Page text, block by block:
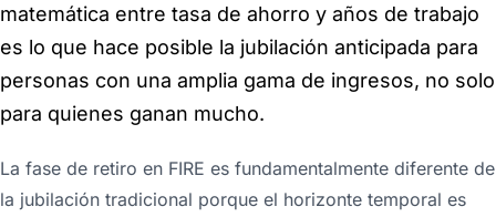
matemática entre tasa de ahorro y años de trabajo
es lo que hace posible la jubilación anticipada para
personas con una amplia gama de ingresos, no solo
para quienes ganan mucho.
La fase de retiro en FIRE es fundamentalmente diferente de
la jubilación tradicional porque el horizonte temporal es